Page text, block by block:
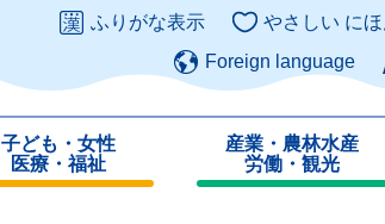
このペ
ふりがな表示 やさしい に
Foreign language
子ども・女性
医療・福祉
産業・農林水産
労働・観光